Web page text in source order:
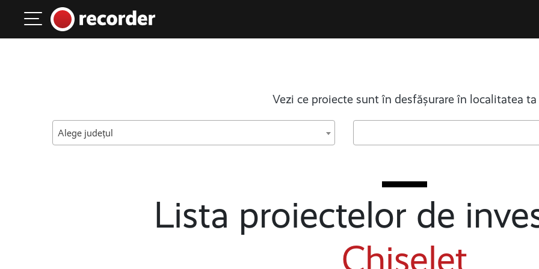
Main Navigation
Vezi ce proiecte sunt în desfășurare în localitatea ta
Alege județul
Lista proiectelor de
Chiselet